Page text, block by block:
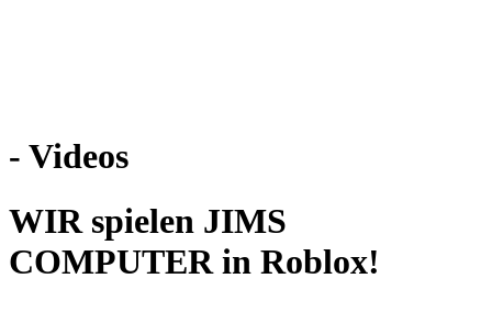
- Videos
WIR spielen JIMS
COMPUTER in Roblox!